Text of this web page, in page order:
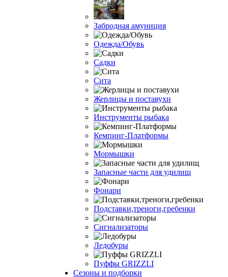
Забродная амуниция
Одежда/Обувь
Садки
Сита
Жерлицы и поставухи
Инструменты рыбака
Кемпинг-Платформы
Мормышки
Запасные части для удилищ
Фонари
Подставки,треноги,гребенки
Сигнализаторы
Ледобуры
Пуффы GRIZZLI
Сезоны и подборки